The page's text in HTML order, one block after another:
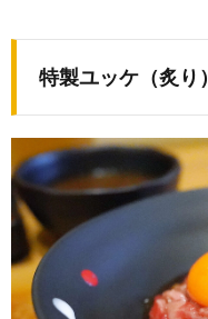
特製ユッケ（炙り）